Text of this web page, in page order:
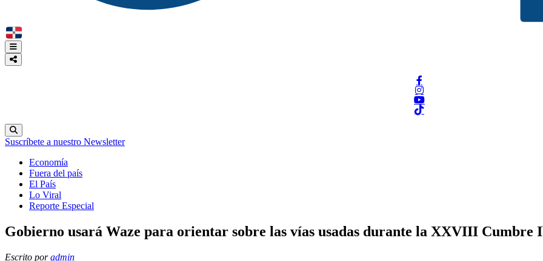
Suscríbete a nuestro Newsletter
Economía
Fuera del país
El País
Lo Viral
Reporte Especial
Gobierno usará Waze para orientar sobre las vías usadas durante la XXVIII Cumbre
Escrito poradmin